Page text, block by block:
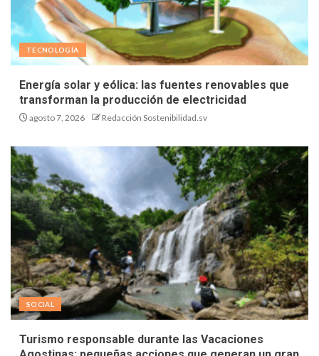
TECNOLOGÍA
Energía solar y eólica: las fuentes renovables que
transforman la producción de electricidad
agosto 7, 2026 Redacción Sostenibilidad.sv
SOCIAL
Turismo responsable durante las Vacaciones